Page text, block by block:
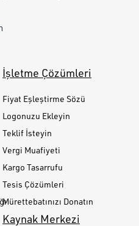
İşletme Çözümleri
Fiyat Eşleştirme Sözü
Logonuzu Ekleyin
Teklif İsteyin
Vergi Muafiyeti
Kargo Tasarrufu
Tesis Çözümleri
Mürettebatınızı Donatın
Kaynak Merkezi